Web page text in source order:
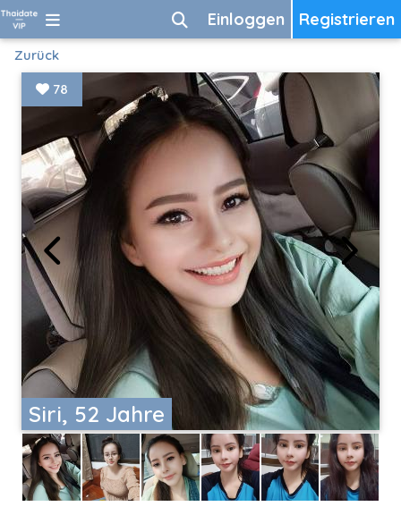
Registrieren
Einloggen
Zurück
Siri, 52 Jahre
78